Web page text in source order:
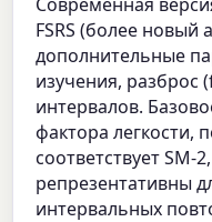
FSRS (более новый
дополнительные
изучения, разброс
интервалов.
фактора легкости,
соответствует
репрезентативны
интервальных